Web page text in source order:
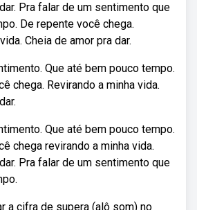
Pra falar de um sentimento que
De repente você chega.
Cheia de amor pra dar.
Que até bem pouco tempo.
chega. Revirando a minha vida.
Que até bem pouco tempo.
chega revirando a minha vida.
Pra falar de um sentimento que
a cifra de supera (alô som) no